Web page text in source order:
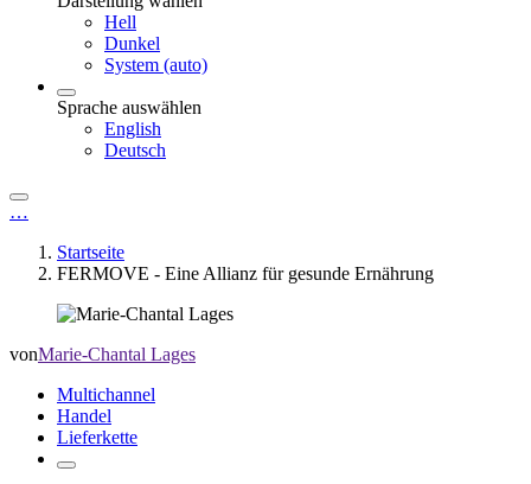
Hell
Dunkel
System (auto)
Sprache auswählen
English
Deutsch
…
Startseite
FERMOVE - Eine Allianz für gesunde Ernährung
vonMarie-Chantal Lages
Multichannel
Handel
Lieferkette